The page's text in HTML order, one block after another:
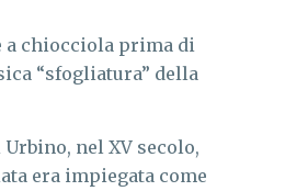
a chiocciola prima di
“sfogliatura” della
nel XV secolo,
era impiegata come